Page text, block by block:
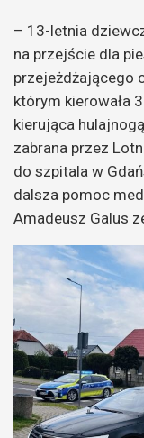
– 13-letnia
na przejście dla
przejeżdżającego
którym kierowała
kierująca
zabrana przez
do szpitala w
dalsza pomoc
Amadeusz Galus